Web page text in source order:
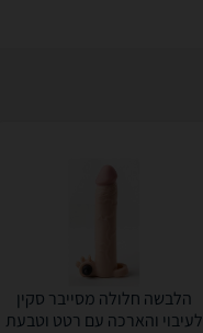
הלבשה חלולה מסייבר סקין
לעיבוי והארכה עם רטט וטבעת